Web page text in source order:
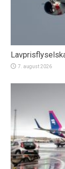
7. august 2026